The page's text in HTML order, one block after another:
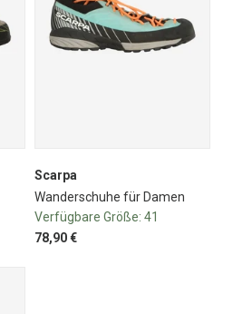
Scarpa
Wanderschuhe für Damen
Verfügbare Größe: 41
78,90 €